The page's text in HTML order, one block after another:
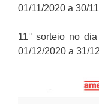
01/11/2020 a 30/
11° sorteio no
01/12/2020 a 31/